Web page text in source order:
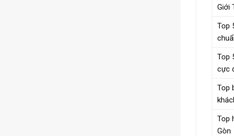
Giới
Top
Top
cực
Top
Top
Gòn